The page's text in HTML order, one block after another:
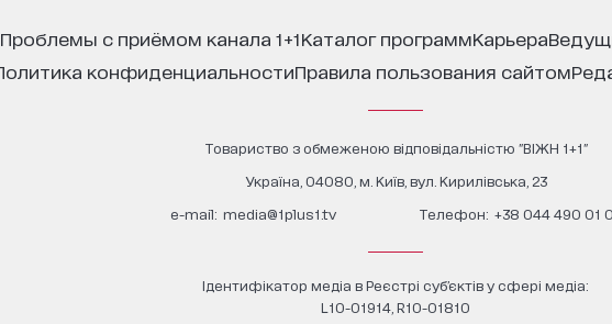
проблемы с приёмом канала 1+1 каталог программ карьера
политика конфиденциальности
правила пользования сайтом
Товариство з обмеженою відповідальністю "ВІЖН 1+1"
Україна, 04080, м. Київ, вул. Кирилівська, 23
е-mail: media@1plus1.tv Телефон: +38 044 490 01
Ідентифікатор медіа в Реєстрі суб’єктів у сфері медіа:
L10-01914, R10-01810